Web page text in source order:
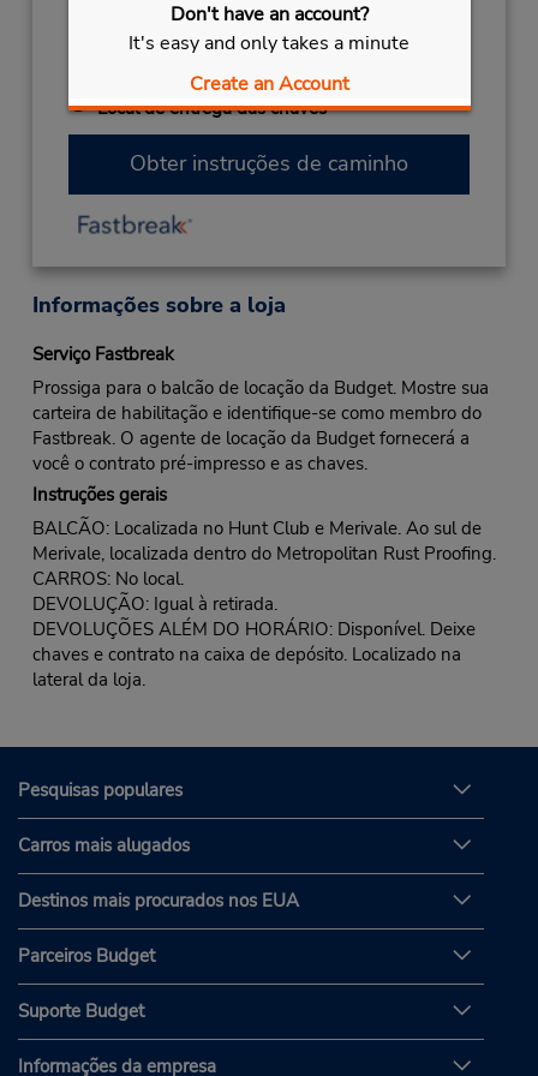
Don't have an account?
It's easy and only takes a minute
Create an Account
2027
NEW YEARS DAYJaneiro 1 closed
Local de entrega das chaves
Obter instruções de caminho
Informações sobre a loja
Serviço Fastbreak
Prossiga para o balcão de locação da Budget. Mostre sua
carteira de habilitação e identifique-se como membro do
Fastbreak. O agente de locação da Budget fornecerá a
você o contrato pré-impresso e as chaves.
Instruções gerais
BALCÃO: Localizada no Hunt Club e Merivale. Ao sul de
Merivale, localizada dentro do Metropolitan Rust Proofing.
CARROS: No local.
DEVOLUÇÃO: Igual à retirada.
DEVOLUÇÕES ALÉM DO HORÁRIO: Disponível. Deixe
chaves e contrato na caixa de depósito. Localizado na
lateral da loja.
Pesquisas populares
Carros mais alugados
Destinos mais procurados nos EUA
Parceiros Budget
Suporte Budget
Informações da empresa